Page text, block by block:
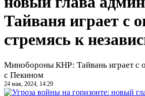
Тайваня играет с
стремясь к
Минобороны КНР: Тайвань играет с
с Пекином
24 мая, 2024, 14:29